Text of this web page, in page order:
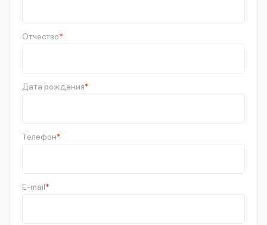
Отчество*
Дата рождения*
Телефон*
E-mail*